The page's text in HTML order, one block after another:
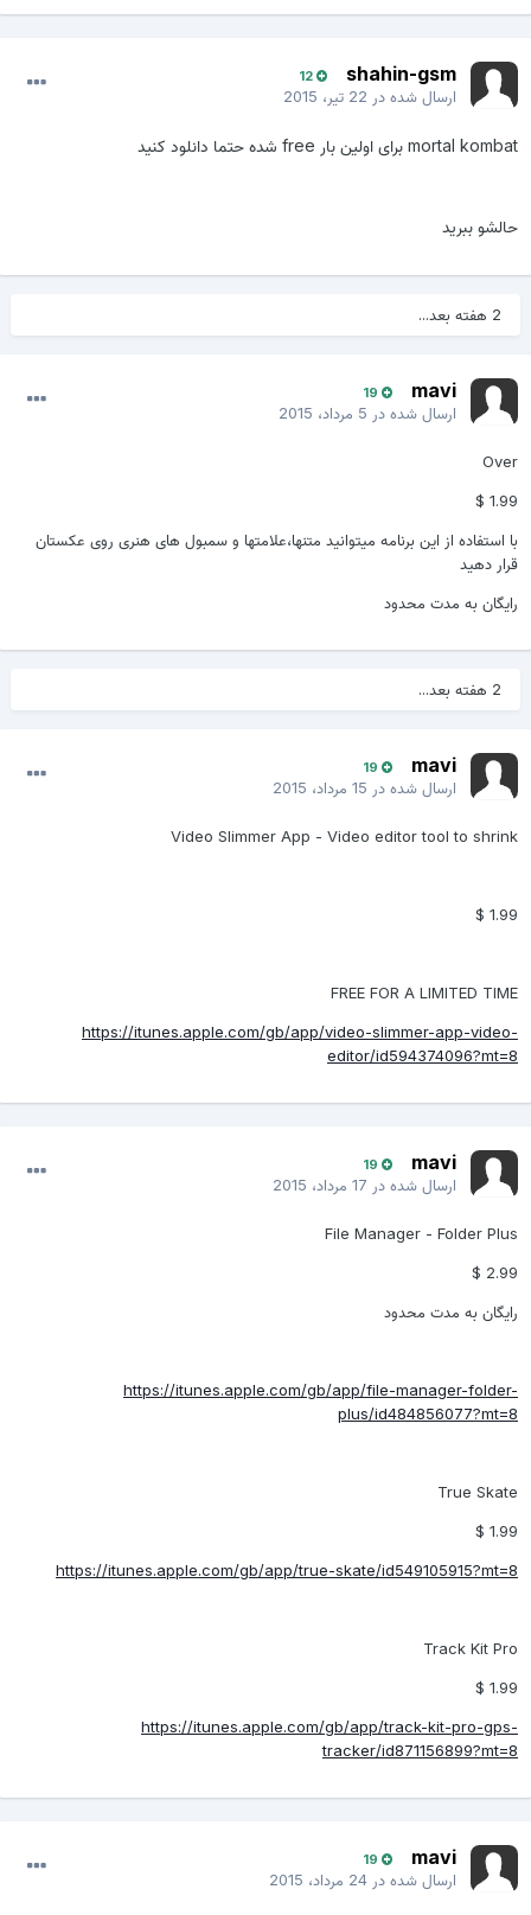
shahin-gsm
12
ارسال شده در22 تیر، 2015
mortal kombat برای اولین بار free شده حتما دانلود کنید
حالشو ببرید
mavi
19
ارسال شده در5 مرداد، 2015
Over
1.99 $
با استفاده از این برنامه میتوانید متنها،علامتها و سمبول های هنری روی عکستان
قرار دهید
رایگان به مدت محدود
mavi
19
ارسال شده در15 مرداد، 2015
Video Slimmer App - Video editor tool to shrink
1.99 $
FREE FOR A LIMITED TIME
https://itunes.apple.com/gb/app/video-slimmer-app-video-
editor/id594374096?mt=8
mavi
19
ارسال شده در17 مرداد، 2015
File Manager - Folder Plus
2.99 $
رایگان به مدت محدود
https://itunes.apple.com/gb/app/file-manager-folder-
plus/id484856077?mt=8
True Skate
1.99 $
https://itunes.apple.com/gb/app/true-skate/id549105915?mt=8
Track Kit Pro
1.99 $
https://itunes.apple.com/gb/app/track-kit-pro-gps-
tracker/id871156899?mt=8
mavi
19
ارسال شده در24 مرداد، 2015